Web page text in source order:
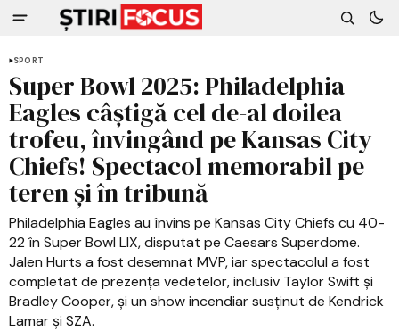
SPORT
Super Bowl 2025: Philadelphia
Eagles câștigă cel de-al doilea
trofeu, învingând pe Kansas City
Chiefs! Spectacol memorabil pe
teren și în tribună
Philadelphia Eagles au învins pe Kansas City Chiefs cu 40-
22 în Super Bowl LIX, disputat pe Caesars Superdome.
Jalen Hurts a fost desemnat MVP, iar spectacolul a fost
completat de prezența vedetelor, inclusiv Taylor Swift și
Bradley Cooper, și un show incendiar susținut de Kendrick
Lamar și SZA.